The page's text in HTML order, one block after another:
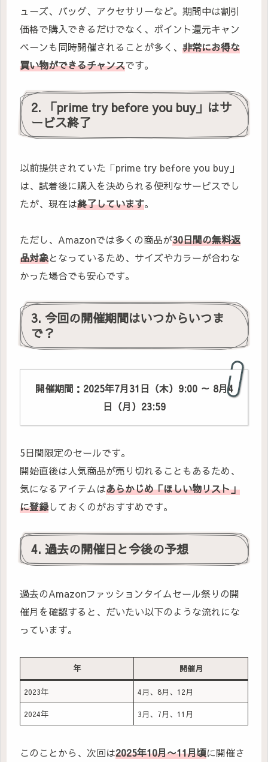
ューズ、バッグ、アクセサリーなど。期間中は割引
価格で購入できるだけでなく、ポイント還元キャン
ペーンも同時開催されることが多く、 非常にお得な
買い物ができるチャンスです。
2. 「prime try before you buy」はサ
ービス終了
以前提供されていた「prime try before you buy」
は、試着後に購入を決められる便利なサービスでし
たが、現在は終了しています。
ただし、Amazonでは多くの商品が30日間の無料返
品対象となっているため、サイズやカラーが合わな
かった場合でも安心です。
3. 今回の開催期間はいつからいつま
で？
開催期間：2025年7月31日（木）9:00 ～ 8月4
日（月）23:59
5日間限定のセールです。
開始直後は人気商品が売り切れることもあるため、
気になるアイテムはあらかじめ「ほしい物リスト」
に登録しておくのがおすすめです。
4. 過去の開催日と今後の予想
過去のAmazonファッションタイムセール祭りの開
催月を確認すると、だいたい以下のような流れにな
っています。
年 開催月
2023年 4月、8月、12月
2024年 3月、7月、11月
このことから、次回は2025年10月〜11月頃に開催さ